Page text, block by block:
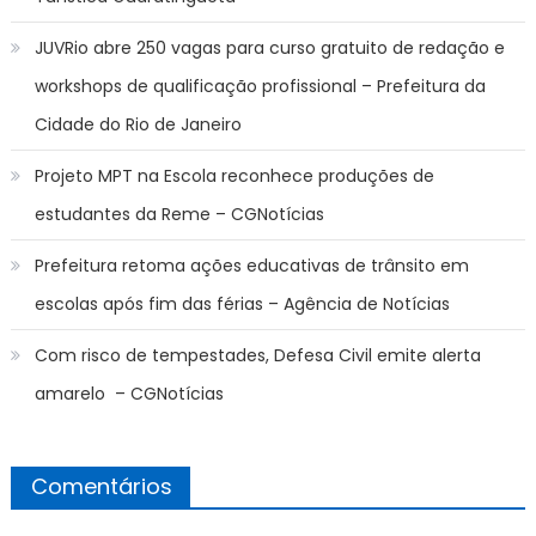
JUVRio abre 250 vagas para curso gratuito de redação e
workshops de qualificação profissional – Prefeitura da
Cidade do Rio de Janeiro
Projeto MPT na Escola reconhece produções de
estudantes da Reme – CGNotícias
Prefeitura retoma ações educativas de trânsito em
escolas após fim das férias – Agência de Notícias
Com risco de tempestades, Defesa Civil emite alerta
amarelo – CGNotícias
Comentários